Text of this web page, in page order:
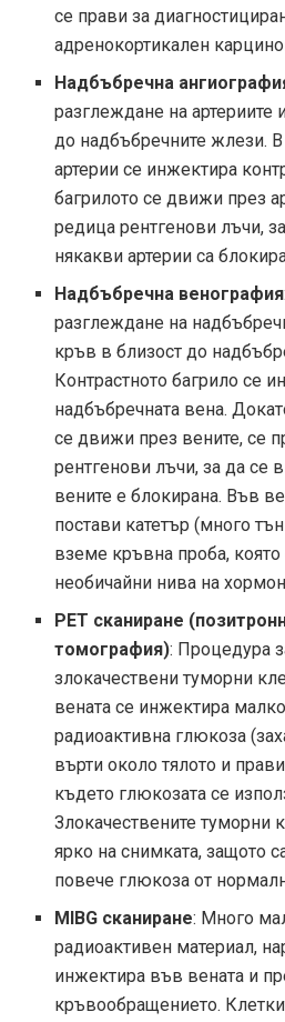
се прави за
адренокортикален
Надбъбречна
разглеждане на артериите
до надбъбречните жлези.
артерии се инжектира
багрилото се движи през
редица рентгенови лъчи,
някакви артерии са
Надбъбречна венография
разглеждане на
кръв в близост до
Контрастното багрило се
надбъбречната вена.
се движи през вените, се
рентгенови лъчи, за да се
вените е блокирана. Във
постави катетър (много
вземе кръвна проба,
необичайни нива на
PET сканиране
томография): Процедура
злокачествени туморни
вената се инжектира
радиоактивна глюкоза
върти около тялото и
където глюкозата се
Злокачествените туморни
ярко на снимката, защото
повече глюкоза от
MIBG сканиране: Много
радиоактивен материал,
инжектира във вената и
кръвообращението.